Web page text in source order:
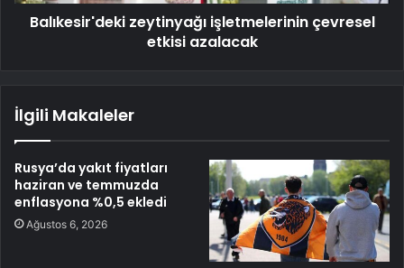
Balıkesir'deki zeytinyağı işletmelerinin çevresel
etkisi azalacak
İlgili Makaleler
Rusya’da yakıt fiyatları
haziran ve temmuzda
enflasyona %0,5 ekledi
Ağustos 6, 2026